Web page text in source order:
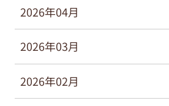
2026年04月
2026年03月
2026年02月